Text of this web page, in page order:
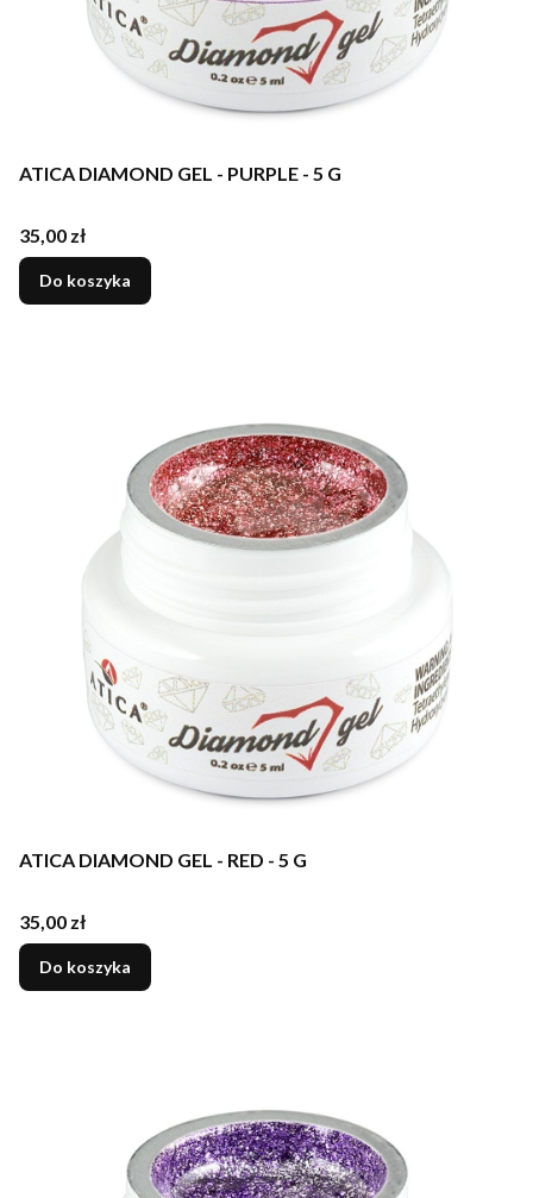
ATICA DIAMOND GEL - PURPLE - 5 G
Cena
35,00 zł
Do koszyka
ATICA DIAMOND GEL - RED - 5 G
Cena
35,00 zł
Do koszyka